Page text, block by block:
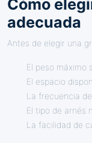
Cómo
adecuada
Antes de elegir una
El peso máximo
El espacio
La frecuencia de
El tipo de arnés
La facilidad de